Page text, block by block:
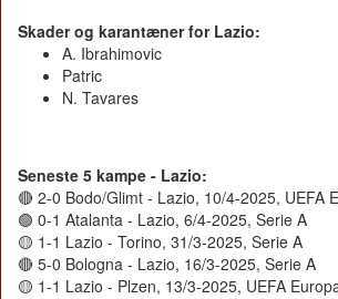
Skader og karantæner for Lazio:
A. Ibrahimovic
Patric
N. Tavares
Seneste 5 kampe - Lazio:
🔴 2-0 Bodo/Glimt - Lazio, 10/4-2025, UEFA
🟢 0-1 Atalanta - Lazio, 6/4-2025, Serie A
🟡 1-1 Lazio - Torino, 31/3-2025, Serie A
🔴 5-0 Bologna - Lazio, 16/3-2025, Serie A
🟡 1-1 Lazio - Plzen, 13/3-2025, UEFA